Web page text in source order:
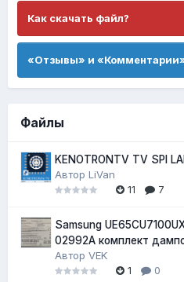
Как скачать файл?
«Отзывы» и
Файлы
KENOTRONTV TV SPI
Автор LiVan
11
7
Samsung
02992A комплект
Автор VEK
1
0